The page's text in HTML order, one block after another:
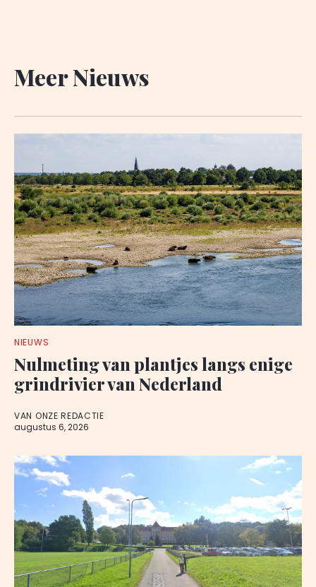
Meer Nieuws
NIEUWS
Nulmeting van plantjes langs enige
grindrivier van Nederland
VAN ONZE REDACTIE
augustus 6, 2026